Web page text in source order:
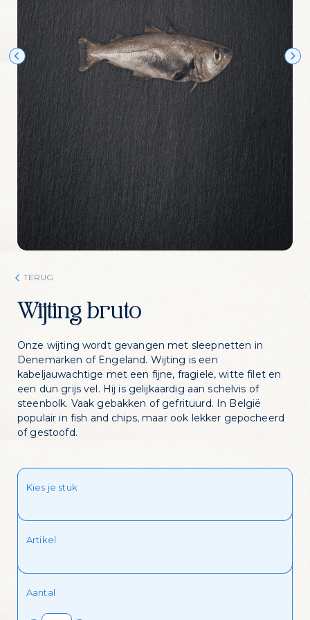
Wijn Fishwives Chardonnay
Wijn Fishwives Merlot
Wijn Fishwives Rose
Wijn Fishwives Sauvignon blanc
Wijn Les Rochers Catharaes Chardonnay
Wijn Tonno Chardonnay
Wijn Tonno Syrah
Zalmforeleitjes
Zeezout
TERUG
Wijting bruto
Onze wijting wordt gevangen met sleepnetten in
Denemarken of Engeland. Wijting is een
kabeljauwachtige met een fijne, fragiele, witte filet en
een dun grijs vel. Hij is gelijkaardig aan schelvis of
steenbolk. Vaak gebakken of gefrituurd. In België
populair in fish and chips, maar ook lekker gepocheerd
of gestoofd.
Kies je stuk
Artikel
Aantal
visvoordeel?
dagelijks een handige lijst met de